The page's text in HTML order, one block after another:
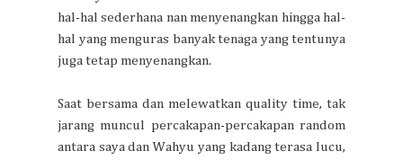
hal-hal sederhana nan menyenangkan hingga hal-
hal yang menguras banyak tenaga yang tentunya
juga tetap menyenangkan.
Saat bersama dan melewatkan quality time, tak
jarang muncul percakapan-percakapan random
antara saya dan Wahyu yang kadang terasa lucu,